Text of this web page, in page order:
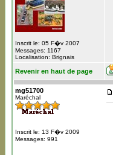
Inscrit le: 05 F�v 2007
Messages: 1167
Localisation: Brignais
Revenir en haut de page
mg51700
Maréchal
Inscrit le: 13 F�v 2009
Messages: 991